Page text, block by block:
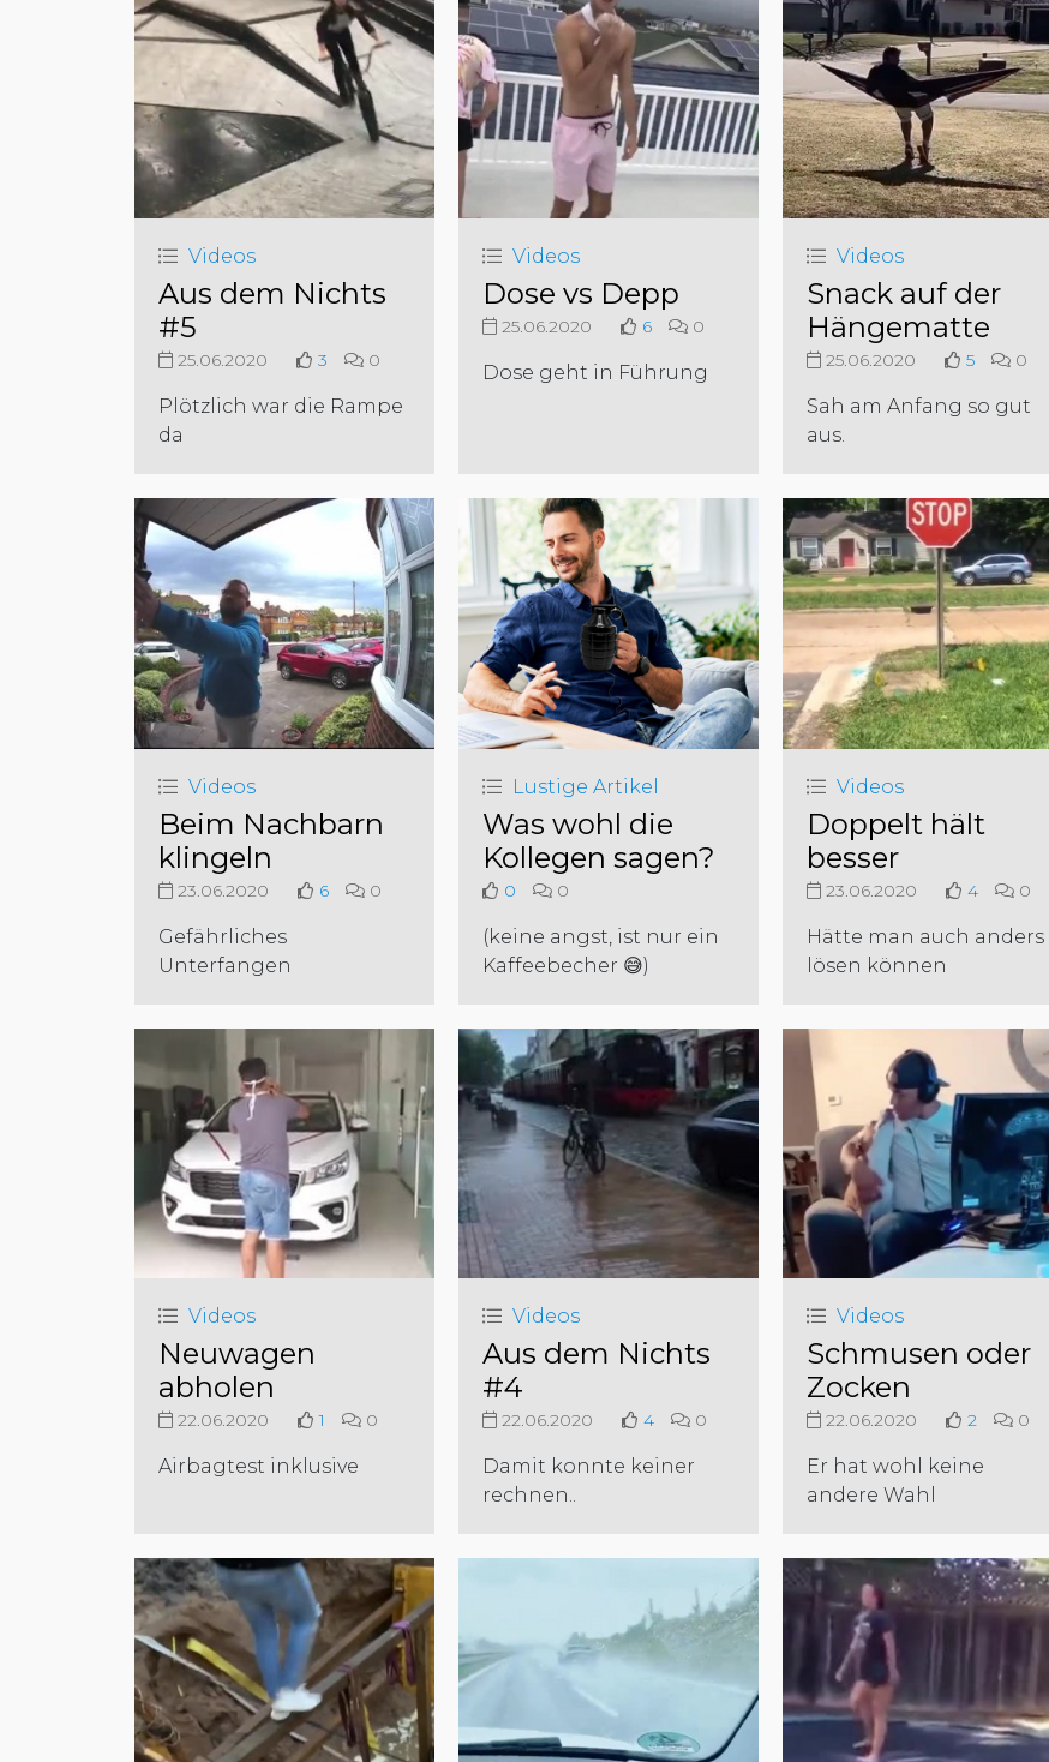
Videos
Aus dem Nichts
#5
25.06.2020 3 0
Plötzlich war die Rampe
da
Videos
Dose vs Depp
25.06.2020 6 0
Dose geht in Führung
Videos
Snack auf der
Hängematte
25.06.2020 5 0
Sah am Anfang so gut
aus.
Videos
Beim Nachbarn
klingeln
23.06.2020 6 0
Gefährliches
Unterfangen
Lustige Artikel
Was wohl die
Kollegen sagen?
0 0
(keine angst, ist nur ein
Kaffeebecher 😅)
Videos
Doppelt hält
besser
23.06.2020 4 0
Hätte man auch anders
lösen können
Videos
Neuwagen
abholen
22.06.2020 1 0
Airbagtest inklusive
Videos
Aus dem Nichts
#4
22.06.2020 4 0
Damit konnte keiner
rechnen..
Videos
Schmusen oder
Zocken
22.06.2020 2 0
Er hat wohl keine
andere Wahl